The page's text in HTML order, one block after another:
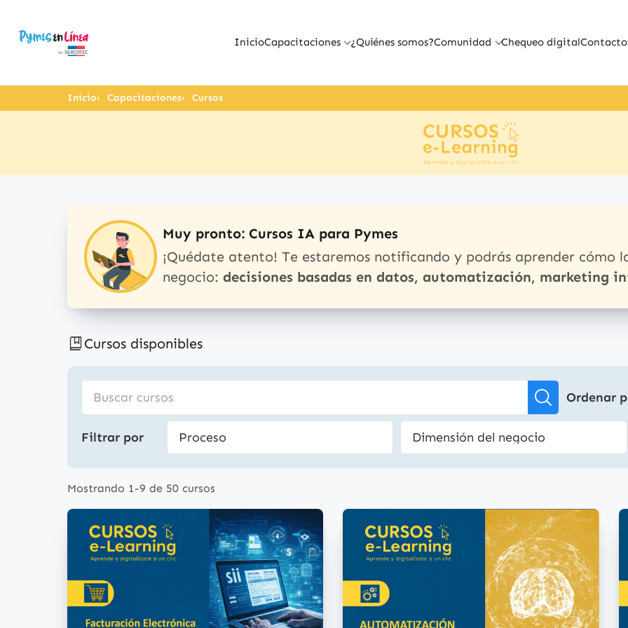
InicioCapacitaciones ¿Quiénes somos?Comunidad Chequeo digitalContacto
Inicio Capacitaciones Cursos
Muy pronto: Cursos IA para Pymes
¡Quédate atento! Te estaremos notificando y podrás aprender cómo
negocio: decisiones basadas en datos, automatización, marketing
Cursos disponibles
Ordenar
Filtrar por
Mostrando 1-9 de 50 cursos